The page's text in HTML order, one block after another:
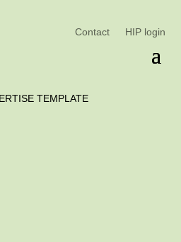
Contact HIP login
TEMPLATE